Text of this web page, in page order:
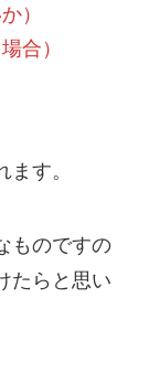
）
合）
す。
ものですの
たらと思い